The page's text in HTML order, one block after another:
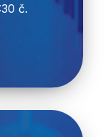
č.